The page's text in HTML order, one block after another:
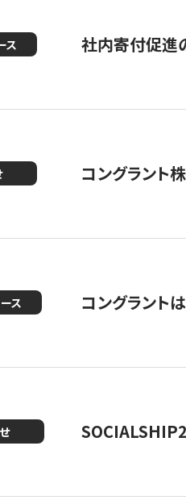
ス 社内寄付促進
コングラント
ス コングラント